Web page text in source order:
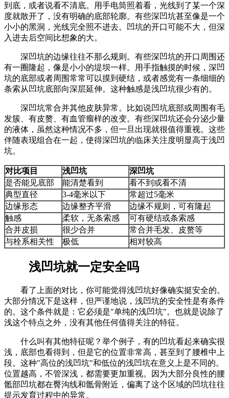
到底，或者说看不清底。用手电筒照着看，光线到了某一个深
度就散开了，没有明确的底部轮廓。有些深凹坑甚至像是一个
小小的黑洞，光线完全照不进去。凹坑的开口可能不大，但深
入进去后空间比想象的大。
深凹坑的边缘往往不那么规则。有些深凹坑的开口周围还
有一圈隆起，像是小小的堤坝一样。用手指触摸的时候，深凹
坑的底部或者周围常常可以摸到硬结，或者感觉有一条细细的
条索从凹坑底部向深层延伸。这种触感是浅凹坑很少有的。
深凹坑常合并其他皮肤异常。比如说凹坑底部或周围有毛
发簇、有皮赘、有血管瘤样的改变。有些深凹坑还会分泌少量
的液体，虽然这种情况不多，但一旦出现就很值得重视。这些
伴随表现组合在一起，使得深凹坑的临床关注度明显高于浅凹
坑。
对比项目 浅凹坑
深凹坑
是否能见底部
能清楚看到
看不到或看不清
典型直径
3-4毫米以下
常超过5毫米
边缘形态
边缘整齐平滑
边缘不规则，可有隆起
触感
柔软，无条索感
可有硬结或条索感
合并皮损
很少合并
常合并毛发、皮赘等
与栓系相关性
极低 相对较高
浅凹坑就一定安全吗
看了上面的对比，你可能觉得浅凹坑好像确实挺安全的。
大部分情况下是这样，但严谨地说，浅凹坑的安全性是有条件
的。这个条件就是：它必须是"单纯的浅凹坑"。也就是说除了
浅这个特点之外，没有其他任何值得关注的特征。
什么叫有其他特征呢？举个例子，有的凹坑看起来确实很
浅，底部也看得到，但是它的位置非常高，甚至到了腰椎中上
段。这种"高位的浅凹坑"和低位的浅凹坑在意义上是不同的。
位置越高，不管深浅，都需要更加重视。因为大部分良性的腰
骶部凹坑都在臀沟线和骶骨附近，偏离了这个区域的凹坑往往
提示发育过程中的异常。